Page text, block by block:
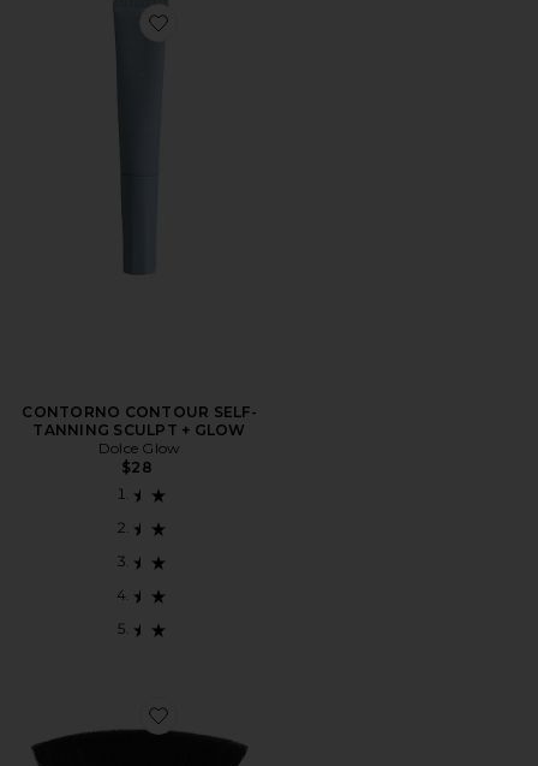
Favorite CONTORNO CONTOUR SELF-TANNING
CONTORNO CONTOUR SELF-
TANNING SCULPT + GLOW
Dolce Glow
$28
Favorite CEPILLO FACIAL NO. 1